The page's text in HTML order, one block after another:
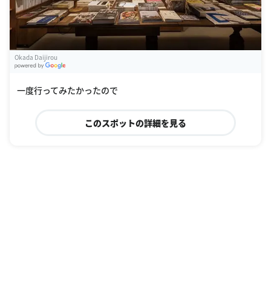
Okada Daijirou
一度行ってみたかったので
このスポットの詳細を見る